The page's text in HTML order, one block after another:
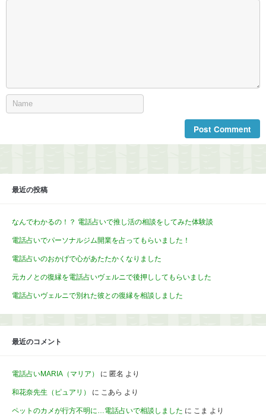
最近の投稿
なんでわかるの！？ 電話占いで推し活の相談をしてみた体験談
電話占いでパーソナルジム開業を占ってもらいました！
電話占いのおかげで心があたたかくなりました
元カノとの復縁を電話占いヴェルニで後押ししてもらいました
電話占いヴェルニで別れた彼との復縁を相談しました
最近のコメント
電話占いMARIA（マリア） に 匿名 より
和花奈先生（ピュアリ） に こあら より
ペットのカメが行方不明に…電話占いで相談しました に こま より